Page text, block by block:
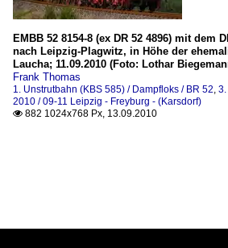
EMBB 52 8154-8 (ex DR 52 4896) mit dem
nach Leipzig-Plagwitz, in Höhe der
Laucha; 11.09.2010 (Foto: Lothar
Frank Thomas
1. Unstrutbahn (KBS 585) / Dampfloks / BR 52,
2010 / 09-11 Leipzig - Freyburg - (Karsdorf)
 882 1024x768 Px, 13.09.2010